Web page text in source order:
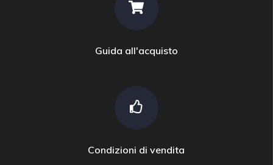
Guida all'acquisto
Condizioni di vendita